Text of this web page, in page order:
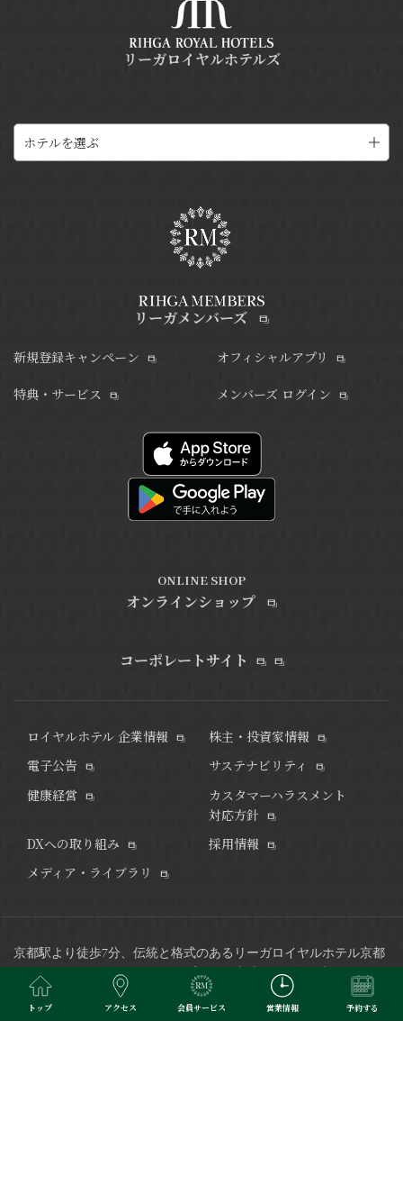
リーガロイヤルホテルズ
ホテルを選ぶ
リーガメンバーズ
新規登録キャンペーン
特典・サービス
オフィシャルアプリ
メンバーズ ログイン
ONLINE SHOP
オンラインショップ
コーポレートサイト
ロイヤルホテル 企業情報
株主・投資家情報
電子公告
サステナビリティ
健康経営
カスタマーハラスメント
対応方針
DXへの取り組み
採用情報
メディア・ライブラリ
京都駅より徒歩7分、伝統と格式のあるリーガロイヤルホテル京都
は2016年9月リニューアルオープン。日本唯一の回転展望フレンチ
レストランなど和洋中多彩なレストラン、ご宴会やブライダルな
どで、ご利用いただけます。
トップ アクセス 会員サービス 営業情報 予約する